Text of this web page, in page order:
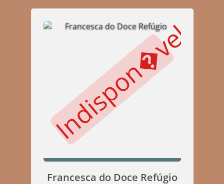
Indispon�vel
Francesca do Doce Refúgio